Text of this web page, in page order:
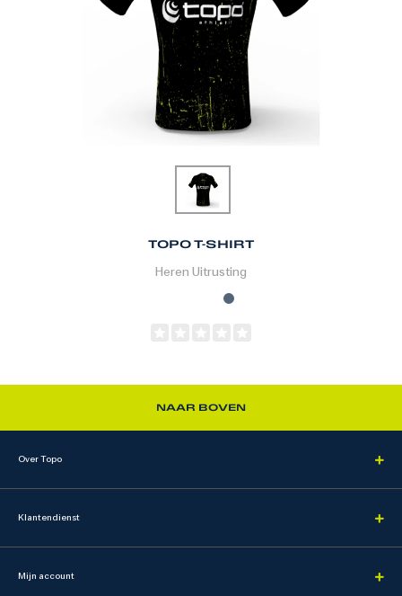
TOPO T-SHIRT
Heren Uitrusting
NAAR BOVEN
Over Topo
Klantendienst
Mijn account